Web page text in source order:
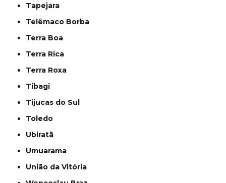
Tapejara
Telêmaco Borba
Terra Boa
Terra Rica
Terra Roxa
Tibagi
Tijucas do Sul
Toledo
Ubiratã
Umuarama
União da Vitória